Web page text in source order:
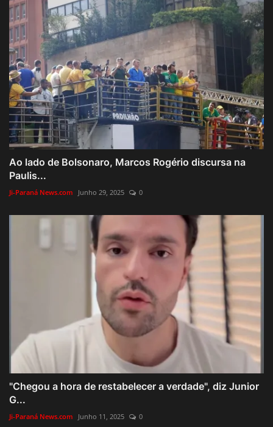
Ao lado de Bolsonaro, Marcos Rogério discursa na
Paulis...
Ji-Paraná News.com Junho 29, 2025 0
"Chegou a hora de restabelecer a verdade", diz Junior
G...
Ji-Paraná News.com Junho 11, 2025 0